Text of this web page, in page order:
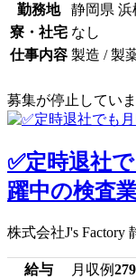
勤務地
静岡県 浜
寮・社宅 なし
仕事内容 製造 / 製
募集が停止してい
✅定時退社
躍中の検査
株式会社J's Factory
給与 月収例